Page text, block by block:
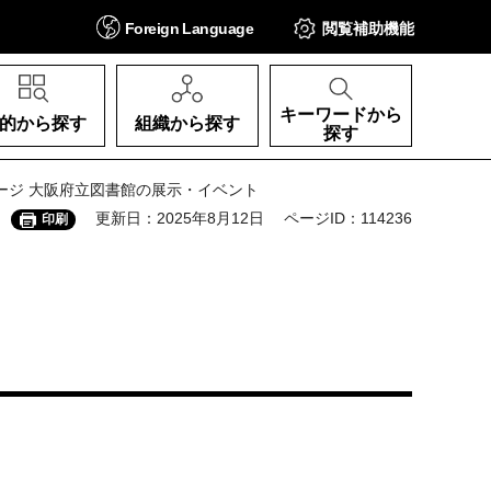
Foreign Language 閲覧補助機能
から探す 組織から探す
キーワードから
探す
大阪府立図書館の展示・イベント
印刷 更新日：2025年8月12日 ページID：114236